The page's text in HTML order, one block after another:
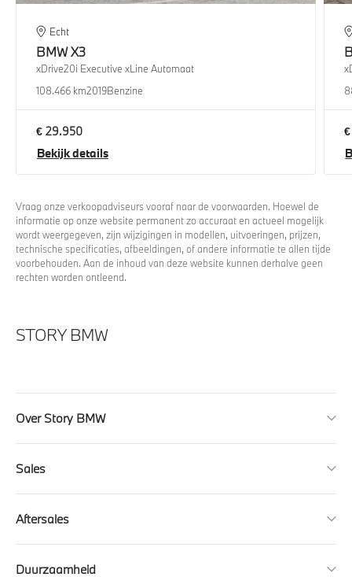
Echt
BMWX3
xDrive20i Executive xLine Automaat
108.466 km2019Benzine
€ 29.950
Bekijk details
Vraag onze verkoopadviseurs vooraf naar de voorwaarden. Hoewel de
informatie op onze website permanent zo accuraat en actueel mogelijk
wordt weergegeven, zijn wijzigingen in modellen, uitvoeringen, prijzen,
technische specificaties, afbeeldingen, of andere informatie te allen tijde
voorbehouden. Aan de inhoud van deze website kunnen derhalve geen
rechten worden ontleend.
STORY BMW
Over Story BMW
Sales
Aftersales
Duurzaamheid